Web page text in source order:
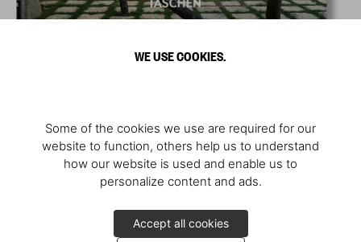
WE USE COOKIES.
Some of the cookies we use are required for our
website to function, others help us to understand
how our website is used and enable us to
personalize content and ads.
Accept all cookies